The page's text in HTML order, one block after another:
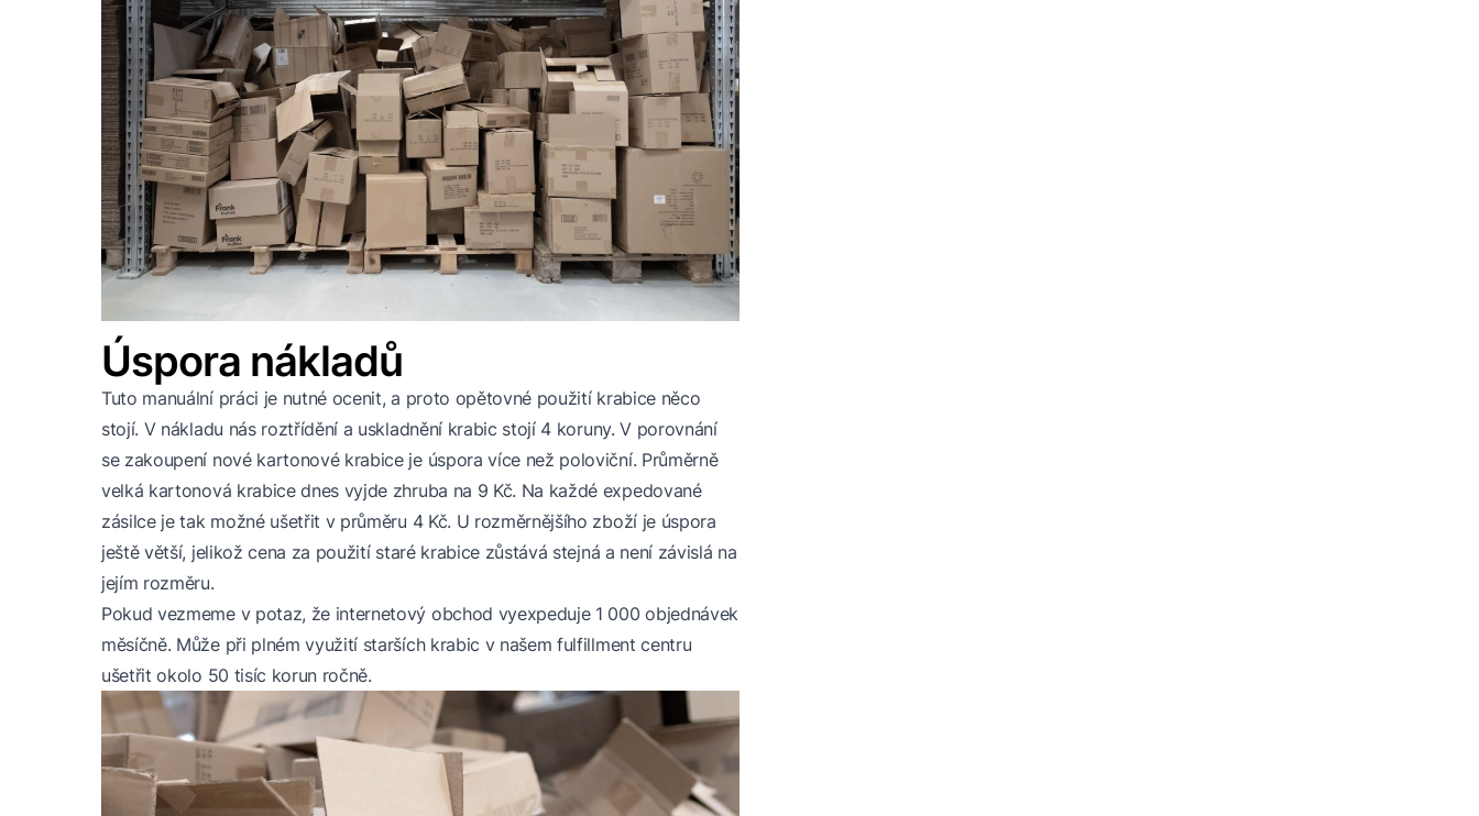
Úspora nákladů
Tuto manuální práci je nutné ocenit, a proto opětovné použití krabice něco
stojí. V nákladu nás roztřídění a uskladnění krabic stojí 4 koruny. V porovnání
se zakoupení nové kartonové krabice je úspora více než poloviční. Průměrně
velká kartonová krabice dnes vyjde zhruba na 9 Kč. Na každé expedované
zásilce je tak možné ušetřit v průměru 4 Kč. U rozměrnějšího zboží je úspora
ještě větší, jelikož cena za použití staré krabice zůstává stejná a není závislá na
jejím rozměru.
Pokud vezmeme v potaz, že internetový obchod vyexpeduje 1 000 objednávek
měsíčně. Může při plném využití starších krabic v našem fulfillment centru
ušetřit okolo 50 tisíc korun ročně.